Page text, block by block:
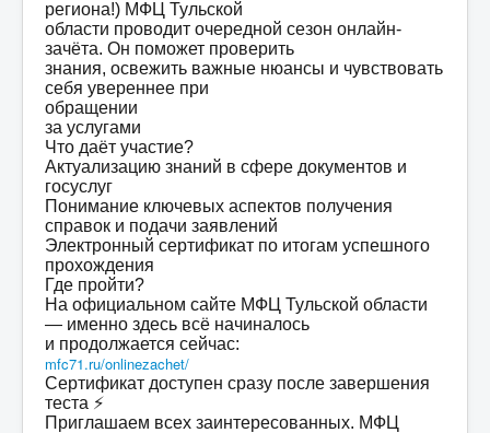
региона!) МФЦ Тульской
области проводит очередной сезон онлайн-
зачёта. Он поможет проверить
знания, освежить важные нюансы и чувствовать
себя увереннее при
обращении
за услугами
Что даёт участие?
Актуализацию знаний в сфере документов и
госуслуг
Понимание ключевых аспектов получения
справок и подачи заявлений
Электронный сертификат по итогам успешного
прохождения
Где пройти?
На официальном сайте МФЦ Тульской области
— именно здесь всё начиналось
и продолжается сейчас:
mfc71.ru/onlinezachet/
Сертификат доступен сразу после завершения
теста ⚡
Приглашаем всех заинтересованных. МФЦ